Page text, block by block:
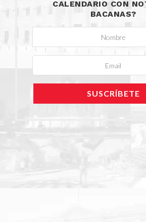
CALENDARIO CON
BACANAS?